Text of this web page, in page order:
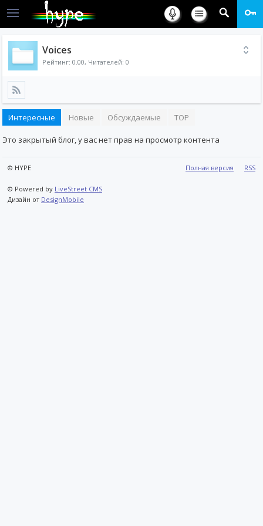
Voices
Рейтинг: 0.00, Читателей: 0
Интересные Новые Обсуждаемые TOP
Это закрытый блог, у вас нет прав на просмотр контента
Полная версия RSS
© HYPE
© Powered by LiveStreet CMS
Дизайн от DesignMobile